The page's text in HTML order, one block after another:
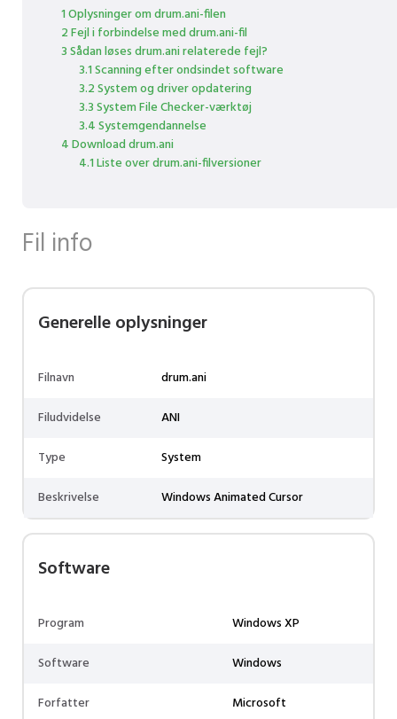
1 Oplysninger om drum.ani-filen
2 Fejl i forbindelse med drum.ani-fil
3 Sådan løses drum.ani relaterede fejl?
3.1 Scanning efter ondsindet software
3.2 System og driver opdatering
3.3 System File Checker-værktøj
3.4 Systemgendannelse
4 Download drum.ani
4.1 Liste over drum.ani-filversioner
Fil info
Generelle oplysninger
Filnavn
drum.ani
Filudvidelse
ANI
Type
System
Beskrivelse
Windows Animated Cursor
Software
Program
Windows XP
Software
Windows
Forfatter
Microsoft